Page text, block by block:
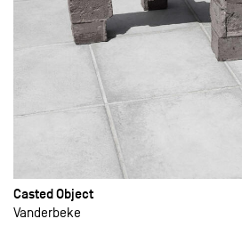
Casted Object
Vanderbeke